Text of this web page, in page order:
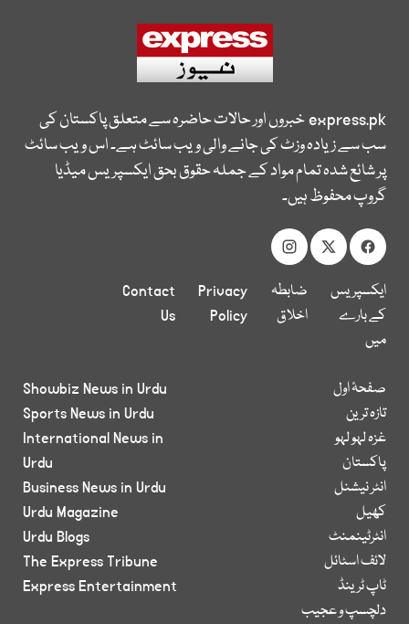
express.pkخبروں اور حالات حاضرہ سے متعلق پاکستان کی
سب سے زیادہ وزٹ کی جانے والی ویب سائٹ ہے۔ اس ویب سائٹ
پر شائع شدہ تمام مواد کے جملہ حقوق بحق ایکسپریس میڈیا
گروپ محفوظ ہیں۔
ایکسپریس
کے بارے
میں
ضابطہ
اخلاق
Privacy
Policy
Contact
Us
صفحۂ اول
تازہ ترین
غزہ لہو لہو
پاکستان
انٹر نیشنل
کھیل
انٹرٹینمنٹ
لائف اسٹائل
ٹاپ ٹرینڈ
دلچسپ و عجیب
Showbiz News in Urdu
Sports News in Urdu
International News in
Urdu
Business News in Urdu
Urdu Magazine
Urdu Blogs
The Express Tribune
Express Entertainment